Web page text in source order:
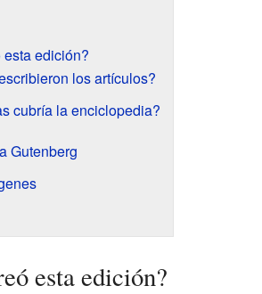
edición?
los artículos?
cubría la enciclopedia?
Gutenberg
esta edición?